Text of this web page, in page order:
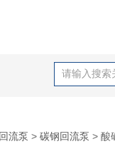
流泵 > 碳钢回流泵 > 酸